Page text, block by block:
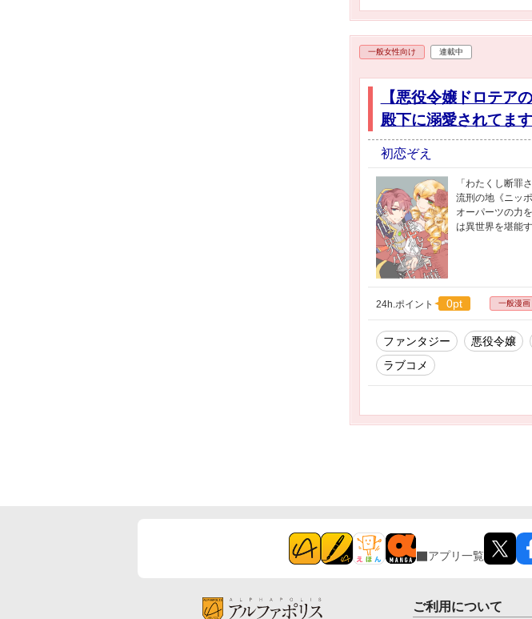
一般女性向け 連載中
【悪役令嬢ドロテア
殿下に溺愛されてます
初恋ぞえ
「わたくし断罪
流刑の地《ニッ
オーパーツの力
は異世界を堪能
24h.ポイント 0pt 一般漫画
ファンタジー 悪役令嬢
ラブコメ
アプリ一覧
ご利用について